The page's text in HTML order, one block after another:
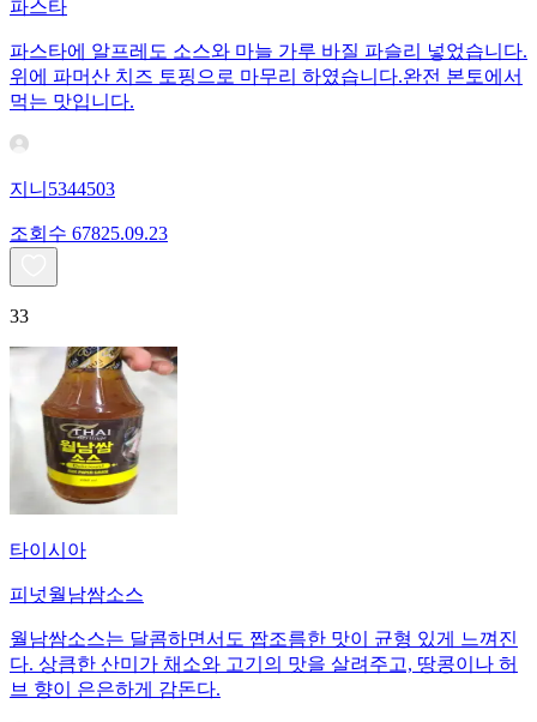
파스타
파스타에 알프레도 소스와 마늘 가루 바질 파슬리 넣었습니다.
위에 파머산 치즈 토핑으로 마무리 하였습니다.완전 본토에서
먹는 맛입니다.
지니5344503
조회수 67825.09.23
33
타이시아
피넛월남쌈소스
월남쌈소스는 달콤하면서도 짭조름한 맛이 균형 있게 느껴진
다. 상큼한 산미가 채소와 고기의 맛을 살려주고, 땅콩이나 허
브 향이 은은하게 감돈다.